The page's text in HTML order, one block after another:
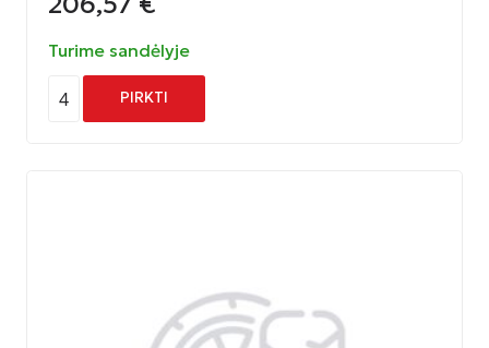
Turime sandėlyje
4 PIRKTI